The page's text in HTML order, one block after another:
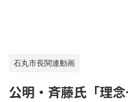
石丸市長関連動画
公明・斉藤氏「理